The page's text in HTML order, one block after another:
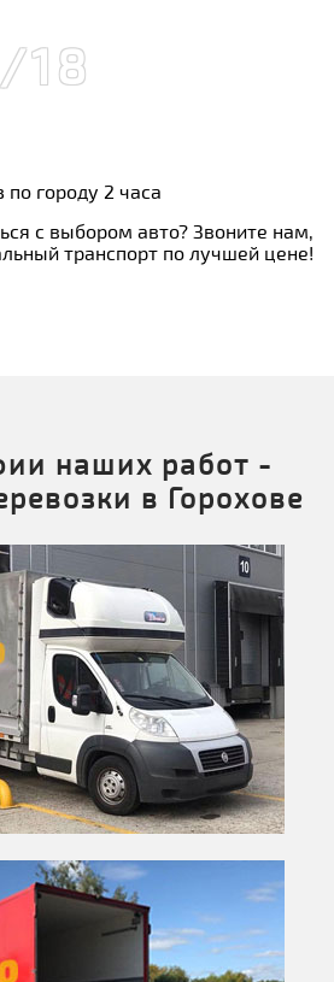
/18
городу 2 часа
с выбором авто? Звоните нам,
транспорт по лучшей цене!
наших работ -
в Горохове